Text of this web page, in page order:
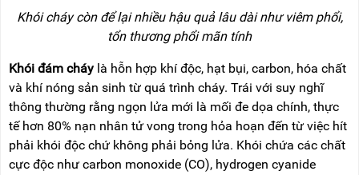
Khói cháy còn để lại nhiều hậu quả lâu dài như viêm phổi,
tổn thương phổi mãn tính
Khói đám cháy là hỗn hợp khí độc, hạt bụi, carbon, hóa chất
và khí nóng sản sinh từ quá trình cháy. Trái với suy nghĩ
thông thường rằng ngọn lửa mới là mối đe dọa chính, thực
tế hơn 80% nạn nhân tử vong trong hỏa hoạn đến từ việc hít
phải khói độc chứ không phải bỏng lửa. Khói chứa các chất
cực độc như carbon monoxide (CO), hydrogen cyanide